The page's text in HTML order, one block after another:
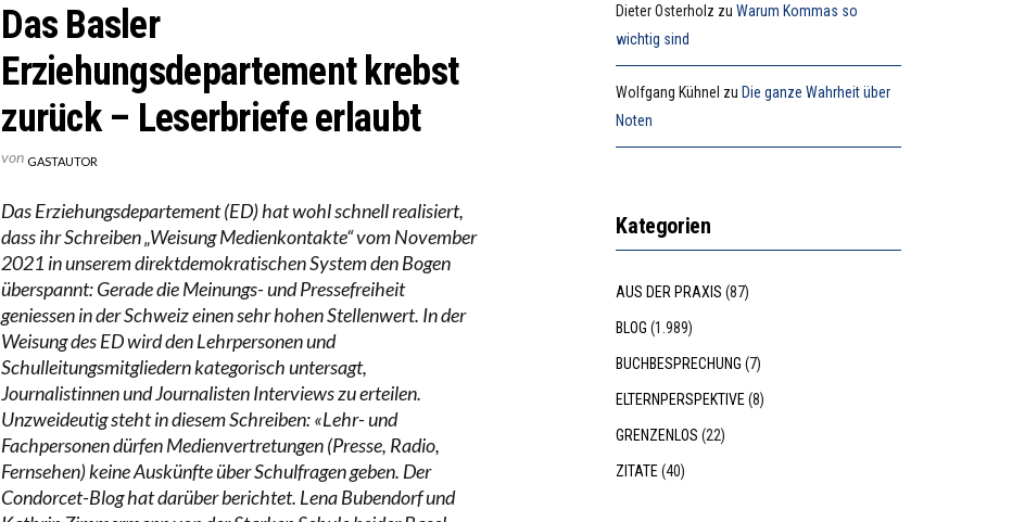
Das Basler
Erziehungsdepartement krebst
zurück – Leserbriefe erlaubt
von GASTAUTOR
Das Erziehungsdepartement (ED) hat wohl schnell realisiert,
dass ihr Schreiben „Weisung Medienkontakte“ vom November
2021 in unserem direktdemokratischen System den Bogen
überspannt: Gerade die Meinungs- und Pressefreiheit
geniessen in der Schweiz einen sehr hohen Stellenwert. In der
Weisung des ED wird den Lehrpersonen und
Schulleitungsmitgliedern kategorisch untersagt,
Journalistinnen und Journalisten Interviews zu erteilen.
Unzweideutig steht in diesem Schreiben: «Lehr- und
Fachpersonen dürfen Medienvertretungen (Presse, Radio,
Fernsehen) keine Auskünfte über Schulfragen geben. Der
Condorcet-Blog hat darüber berichtet. Lena Bubendorf und
Dieter Osterholz zuWarum Kommas so
wichtig sind
Wolfgang Kühnel zu Die ganze Wahrheit über
Noten
Kategorien
AUS DER PRAXIS (87)
BLOG (1.989)
BUCHBESPRECHUNG (7)
ELTERNPERSPEKTIVE(8)
GRENZENLOS (22)
ZITATE(40)